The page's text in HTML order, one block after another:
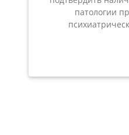
патологии